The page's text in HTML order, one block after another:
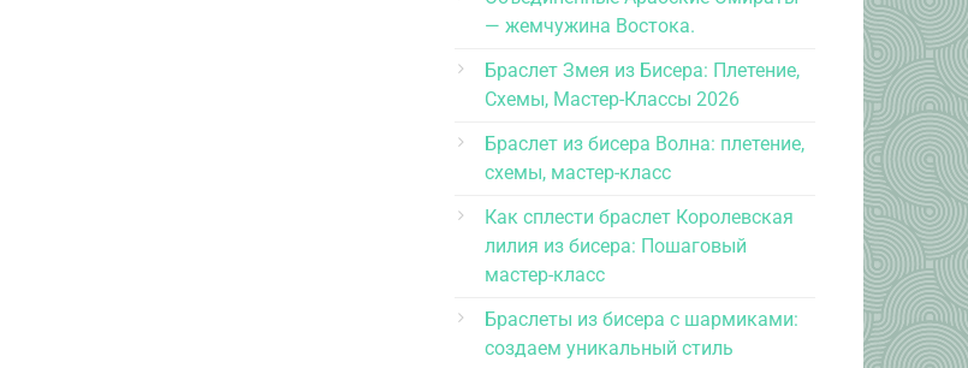
— жемчужина Востока.
Браслет Змея из Бисера: Плетение,
Схемы, Мастер-Классы 2026
Браслет из бисера Волна: плетение,
схемы, мастер-класс
Как сплести браслет Королевская
лилия из бисера: Пошаговый
мастер-класс
Браслеты из бисера с шармиками:
создаем уникальный стиль